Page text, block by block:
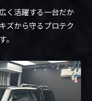
く活躍する一台だか
ズから守るプロテク
。